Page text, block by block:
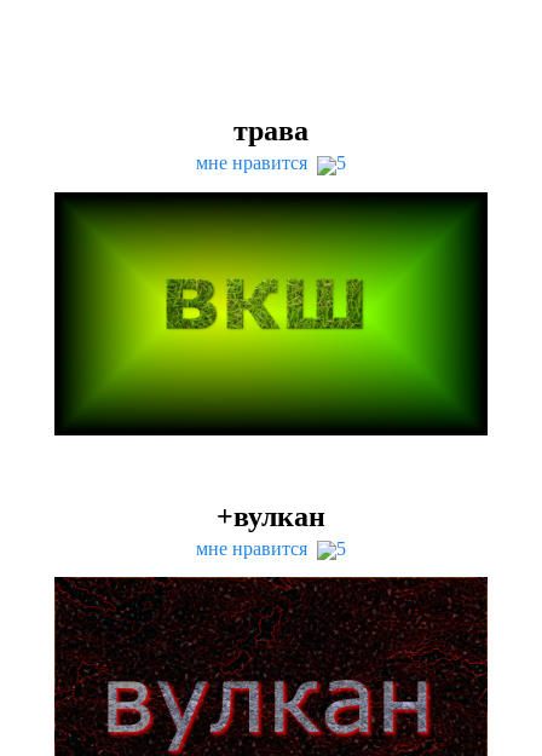
трава
мне нравится 5
+вулкан
мне нравится 5